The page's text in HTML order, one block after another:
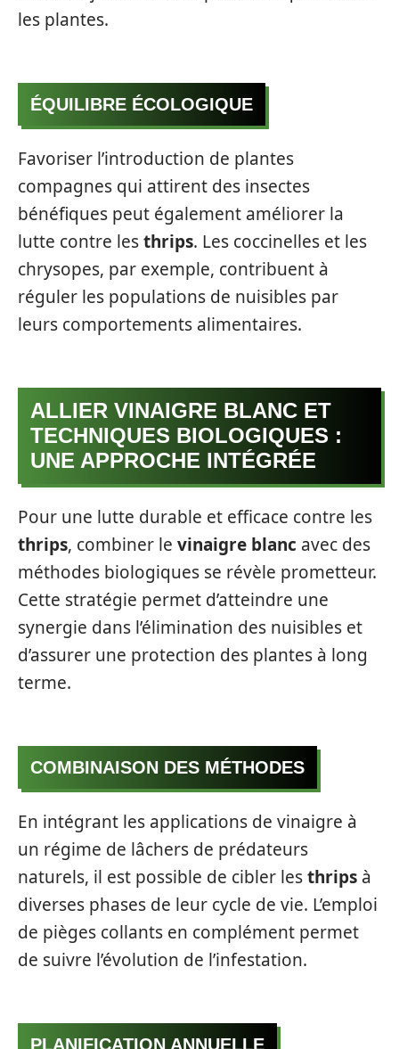
les plantes.
ÉQUILIBRE ÉCOLOGIQUE
Favoriser l’introduction de plantes
compagnes qui attirent des insectes
bénéfiques peut également améliorer la
lutte contre lesthrips. Les coccinelles et les
chrysopes, par exemple, contribuent à
réguler les populations de nuisibles par
leurs comportements alimentaires.
ALLIER VINAIGRE BLANC ET
TECHNIQUES BIOLOGIQUES :
UNE APPROCHE INTÉGRÉE
Pour une lutte durable et efficace contre les
thrips, combiner le vinaigre blanc avec des
méthodes biologiques se révèle prometteur.
Cette stratégie permet d’atteindre une
synergie dans l’élimination des nuisibles et
d’assurer une protection des plantes à long
terme.
COMBINAISON DES MÉTHODES
En intégrant les applications de vinaigre à
un régime de lâchers de prédateurs
naturels, il est possible de cibler lesthrips à
diverses phases de leur cycle de vie. L’emploi
de pièges collants en complément permet
de suivre l’évolution de l’infestation.
PLANIFICATION ANNUELLE